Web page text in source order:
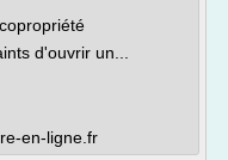
d'ouvrir un...
en-ligne.fr